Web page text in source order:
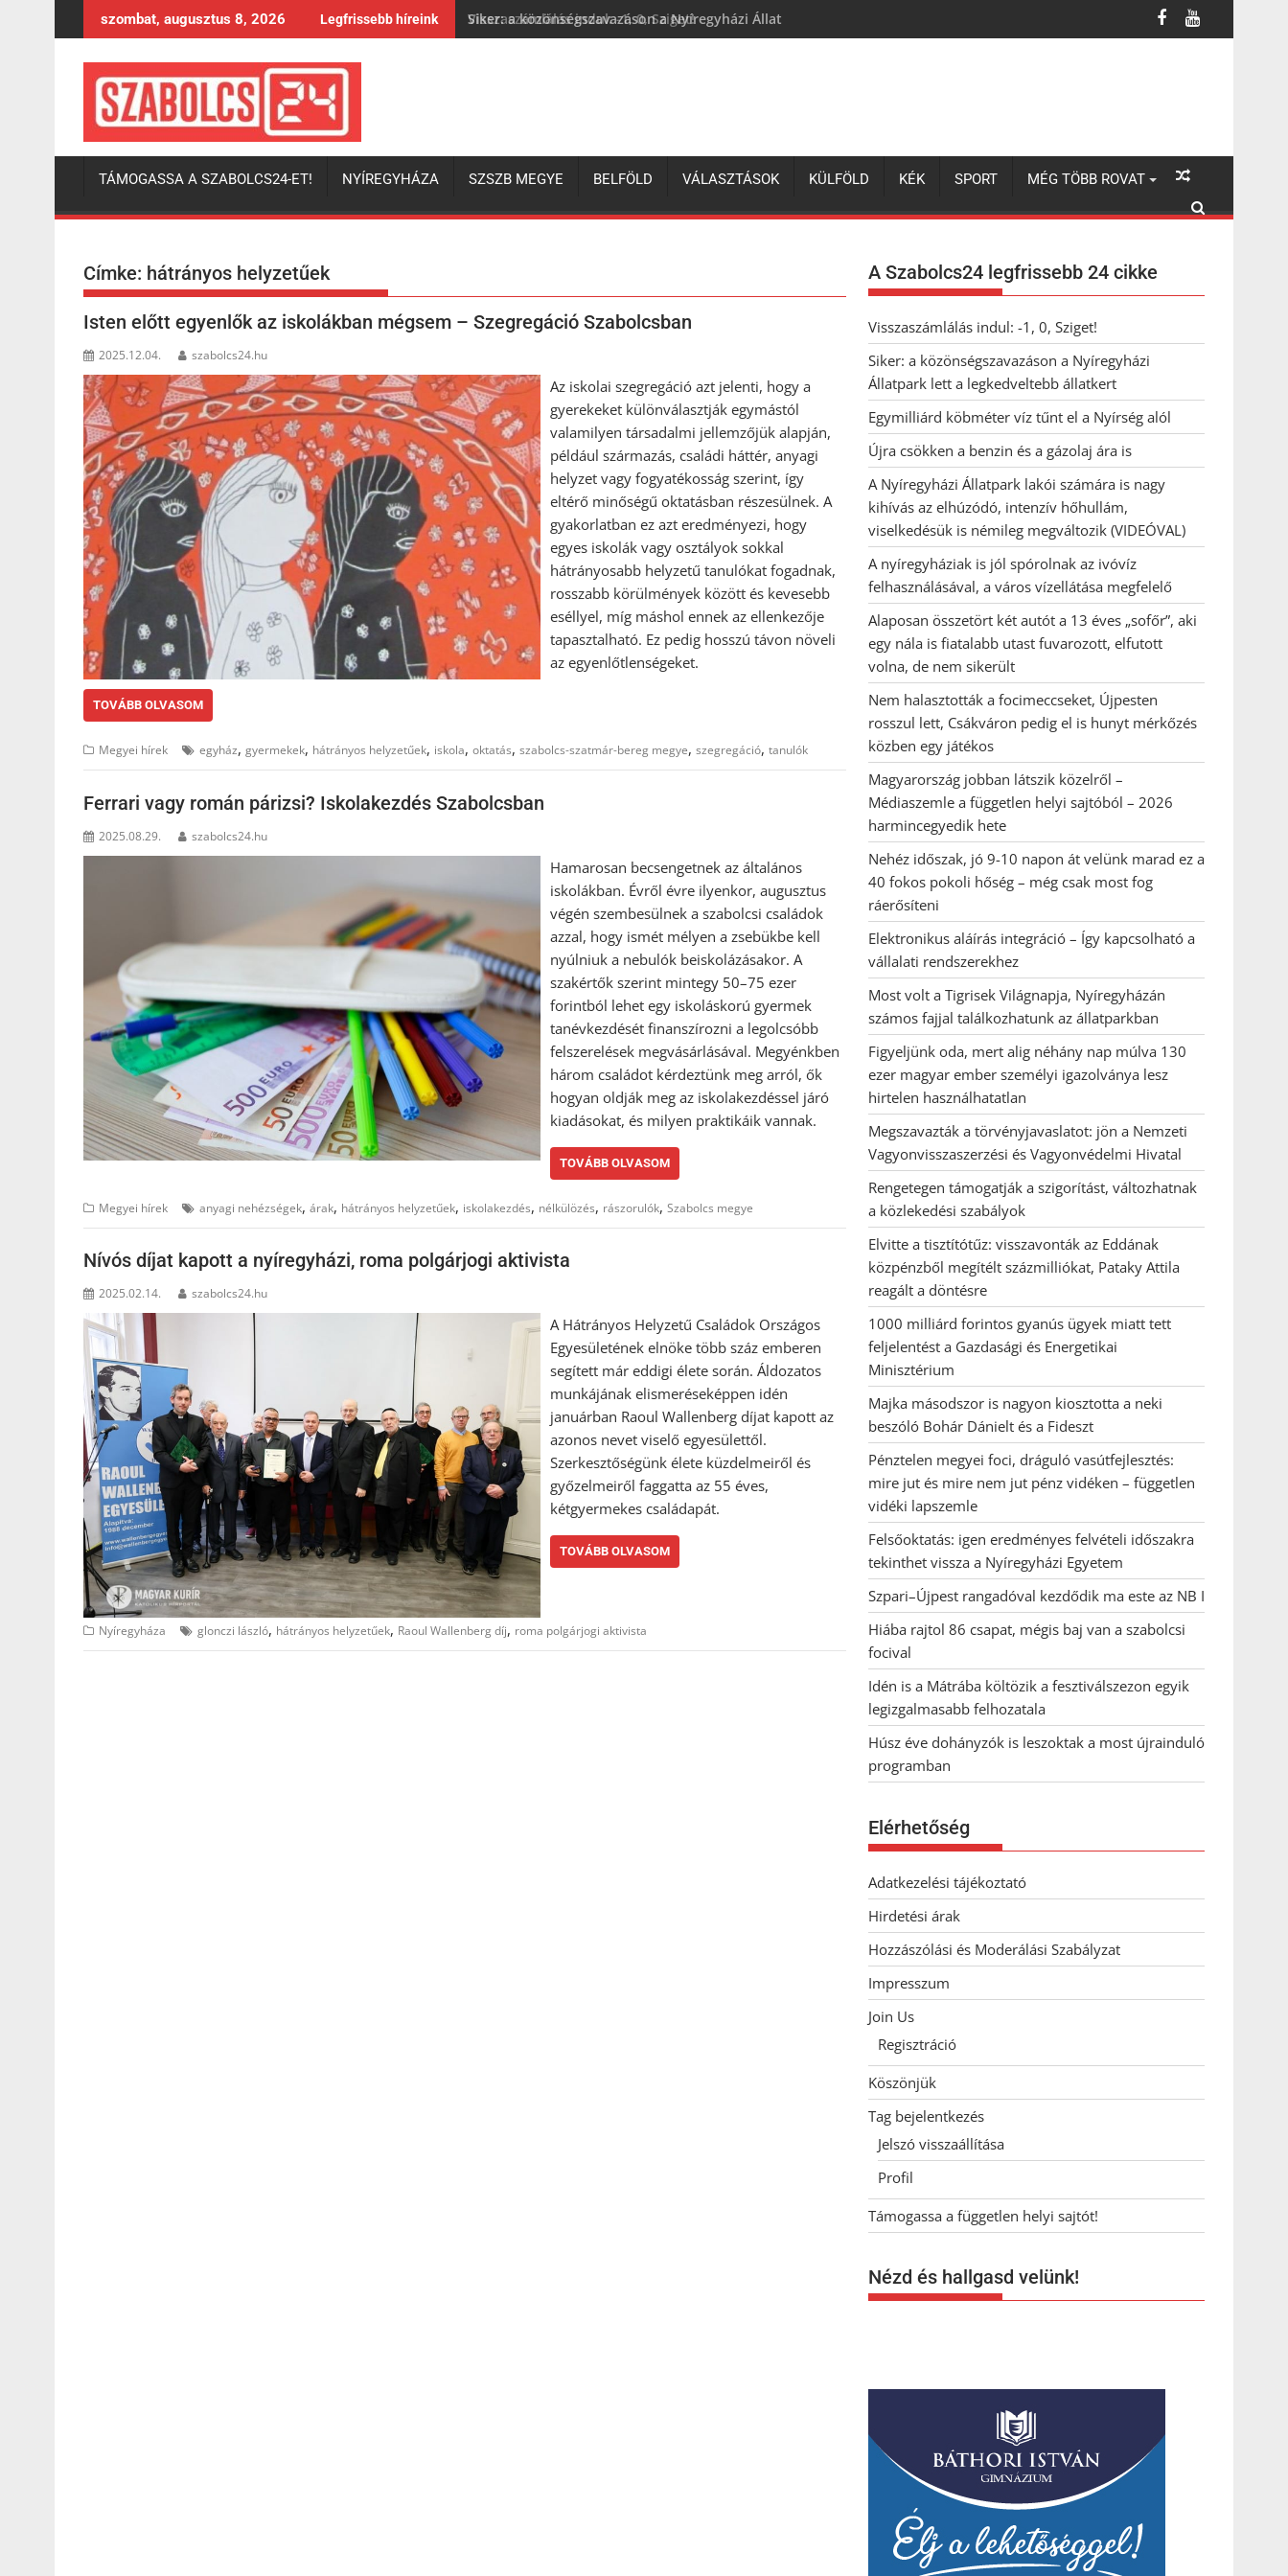
to
szombat, augusztus 8, 2026 Legfrissebb híreink Siker: a közönségszavazáson a Nyíregyházi Állatpark lett a legkedveltebb állatkert
TÁMOGASSA A SZABOLCS24-ET! NYÍREGYHÁZA SZSZB MEGYE BELFÖLD VÁLASZTÁSOK KÜLFÖLD KÉK SPORT MÉG TÖBB ROVAT
Címke: hátrányos helyzetűek
Isten előtt egyenlők az iskolákban mégsem – Szegregáció Szabolcsban
2025.12.04. szabolcs24.hu
Az iskolai szegregáció azt jelenti, hogy a
gyerekeket különválasztják egymástól
valamilyen társadalmi jellemzőjük alapján,
például származás, családi háttér, anyagi
helyzet vagy fogyatékosság szerint, így
eltérő minőségű oktatásban részesülnek. A
gyakorlatban ez azt eredményezi, hogy
egyes iskolák vagy osztályok sokkal
hátrányosabb helyzetű tanulókat fogadnak,
rosszabb körülmények között és kevesebb
eséllyel, míg máshol ennek az ellenkezője
tapasztalható. Ez pedig hosszú távon növeli
az egyenlőtlenségeket.
TOVÁBB OLVASOM
Megyei hírek egyház, gyermekek, hátrányos helyzetűek, iskola, oktatás, szabolcs-szatmár-bereg megye, szegregáció, tanulók
Ferrari vagy román párizsi? Iskolakezdés Szabolcsban
2025.08.29. szabolcs24.hu
Hamarosan becsengetnek az általános
iskolákban. Évről évre ilyenkor, augusztus
végén szembesülnek a szabolcsi családok
azzal, hogy ismét mélyen a zsebükbe kell
nyúlniuk a nebulók beiskolázásakor. A
szakértők szerint mintegy 50–75 ezer
forintból lehet egy iskoláskorú gyermek
tanévkezdését finanszírozni a legolcsóbb
felszerelések megvásárlásával. Megyénkben
három családot kérdeztünk meg arról, ők
hogyan oldják meg az iskolakezdéssel járó
kiadásokat, és milyen praktikáik vannak.
TOVÁBB OLVASOM
Megyei hírek anyagi nehézségek, árak, hátrányos helyzetűek, iskolakezdés, nélkülözés, rászorulók, Szabolcs megye
Nívós díjat kapott a nyíregyházi, roma polgárjogi aktivista
2025.02.14. szabolcs24.hu
A Hátrányos Helyzetű Családok Országos
Egyesületének elnöke több száz emberen
segített már eddigi élete során. Áldozatos
munkájának elismeréseképpen idén
januárban Raoul Wallenberg díjat kapott az
azonos nevet viselő egyesülettől.
Szerkesztőségünk élete küzdelmeiről és
győzelmeiről faggatta az 55 éves,
kétgyermekes családapát.
TOVÁBB OLVASOM
Nyíregyháza glonczi lászló, hátrányos helyzetűek, Raoul Wallenberg díj, roma polgárjogi aktivista
A Szabolcs24 legfrissebb 24 cikke
Visszaszámlálás indul: -1, 0, Sziget!
Siker: a közönségszavazáson a Nyíregyházi
Állatpark lett a legkedveltebb állatkert
Egymilliárd köbméter víz tűnt el a Nyírség alól
Újra csökken a benzin és a gázolaj ára is
A Nyíregyházi Állatpark lakói számára is nagy
kihívás az elhúzódó, intenzív hőhullám,
viselkedésük is némileg megváltozik (VIDEÓVAL)
A nyíregyháziak is jól spórolnak az ivóvíz
felhasználásával, a város vízellátása megfelelő
Alaposan összetört két autót a 13 éves „sofőr”, aki
egy nála is fiatalabb utast fuvarozott, elfutott
volna, de nem sikerült
Nem halasztották a focimeccseket, Újpesten
rosszul lett, Csákváron pedig el is hunyt mérkőzés
közben egy játékos
Magyarország jobban látszik közelről –
Médiaszemle a független helyi sajtóból – 2026
harmincegyedik hete
Nehéz időszak, jó 9-10 napon át velünk marad ez a
40 fokos pokoli hőség – még csak most fog
ráerősíteni
Elektronikus aláírás integráció – Így kapcsolható a
vállalati rendszerekhez
Most volt a Tigrisek Világnapja, Nyíregyházán
számos fajjal találkozhatunk az állatparkban
Figyeljünk oda, mert alig néhány nap múlva 130
ezer magyar ember személyi igazolványa lesz
hirtelen használhatatlan
Megszavazták a törvényjavaslatot: jön a Nemzeti
Vagyonvisszaszerzési és Vagyonvédelmi Hivatal
Rengetegen támogatják a szigorítást, változhatnak
a közlekedési szabályok
Elvitte a tisztítótűz: visszavonták az Eddának
közpénzből megítélt százmilliókat, Pataky Attila
reagált a döntésre
1000 milliárd forintos gyanús ügyek miatt tett
feljelentést a Gazdasági és Energetikai
Minisztérium
Majka másodszor is nagyon kiosztotta a neki
beszóló Bohár Dánielt és a Fideszt
Pénztelen megyei foci, dráguló vasútfejlesztés:
mire jut és mire nem jut pénz vidéken – független
vidéki lapszemle
Felsőoktatás: igen eredményes felvételi időszakra
tekinthet vissza a Nyíregyházi Egyetem
Szpari–Újpest rangadóval kezdődik ma este az NB I
Hiába rajtol 86 csapat, mégis baj van a szabolcsi
focival
Idén is a Mátrába költözik a fesztiválszezon egyik
legizgalmasabb felhozatala
Húsz éve dohányzók is leszoktak a most újrainduló
programban
Elérhetőség
Adatkezelési tájékoztató
Hirdetési árak
Hozzászólási és Moderálási Szabályzat
Impresszum
Join Us
Regisztráció
Köszönjük
Tag bejelentkezés
Jelszó visszaállítása
Profil
Támogassa a független helyi sajtót!
Nézd és hallgasd velünk!